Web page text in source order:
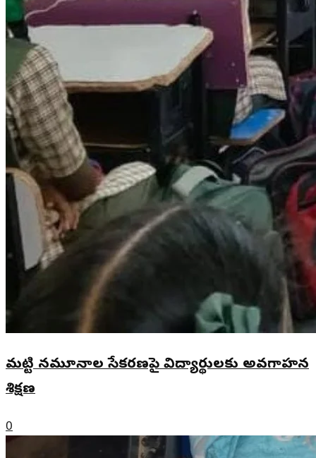
మట్టి నమూనాల సేకరణపై విద్యార్థులకు అవగాహన
శిక్షణ
0